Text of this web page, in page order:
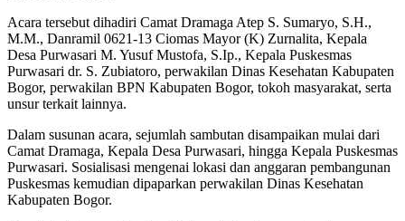
Acara tersebut dihadiri Camat Dramaga Atep S. Sumaryo, S.H.,
M.M., Danramil 0621-13 Ciomas Mayor (K) Zurnalita, Kepala
Desa Purwasari M. Yusuf Mustofa, S.Ip., Kepala Puskesmas
Purwasari dr. S. Zubiatoro, perwakilan Dinas Kesehatan Kabupaten
Bogor, perwakilan BPN Kabupaten Bogor, tokoh masyarakat, serta
unsur terkait lainnya.
Dalam susunan acara, sejumlah sambutan disampaikan mulai dari
Camat Dramaga, Kepala Desa Purwasari, hingga Kepala Puskesmas
Purwasari. Sosialisasi mengenai lokasi dan anggaran pembangunan
Puskesmas kemudian dipaparkan perwakilan Dinas Kesehatan
Kabupaten Bogor.